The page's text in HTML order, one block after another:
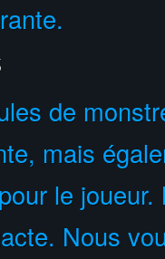
de
mais
le
Nous